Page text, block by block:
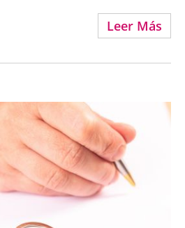
Leer Más